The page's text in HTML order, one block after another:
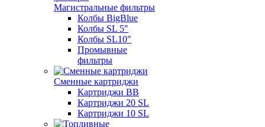
Магистральные фильтры
Колбы BigBlue
Колбы SL 5"
Колбы SL10"
Промывные
фильтры
Сменные картриджи
Картриджи BB
Картриджи 20 SL
Картриджи 10 SL